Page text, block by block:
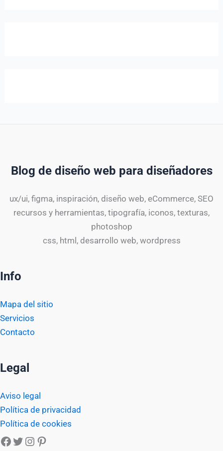
Blog de diseño web para diseñadores
ux/ui, figma, inspiración, diseño web, eCommerce, SEO
recursos y herramientas, tipografía, iconos, texturas,
photoshop
css, html, desarrollo web, wordpress
Info
Mapa del sitio
Servicios
Contacto
Legal
Aviso legal
Política de privacidad
Política de cookies
Facebook
Twitter
Instagram
Pinterest